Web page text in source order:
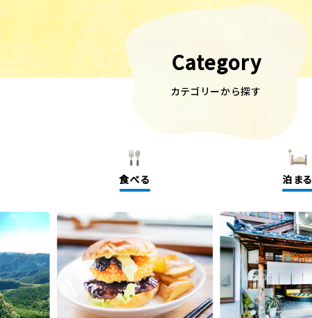
Category
カテゴリーから探す
食べる 泊まる